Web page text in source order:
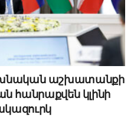
աշխատանքի
հանրաքվեն կլինի